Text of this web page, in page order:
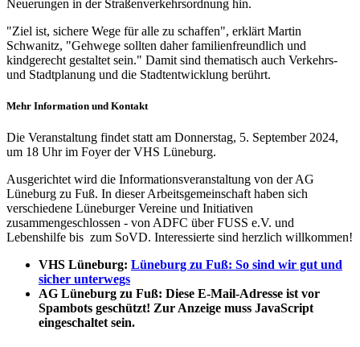
Neuerungen in der Straßenverkehrsordnung hin.
"Ziel ist, sichere Wege für alle zu schaffen", erklärt Martin
Schwanitz, "Gehwege sollten daher familienfreundlich und
kindgerecht gestaltet sein." Damit sind thematisch auch Verkehrs-
und Stadtplanung und die Stadtentwicklung berührt.
Mehr Information und Kontakt
Die Veranstaltung findet statt am Donnerstag, 5. September 2024,
um 18 Uhr im Foyer der VHS Lüneburg.
Ausgerichtet wird die Informationsveranstaltung von der AG
Lüneburg zu Fuß. In dieser Arbeitsgemeinschaft haben sich
verschiedene Lüneburger Vereine und Initiativen
zusammengeschlossen - von ADFC über FUSS e.V. und
Lebenshilfe bis zum SoVD. Interessierte sind herzlich willkommen!
VHS Lüneburg: Lüneburg zu Fuß: So sind wir gut und
sicher unterwegs
AG Lüneburg zu Fuß: Diese E-Mail-Adresse ist vor
Spambots geschützt! Zur Anzeige muss JavaScript
eingeschaltet sein.